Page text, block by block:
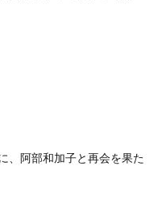
、阿部和加子と再会を果た